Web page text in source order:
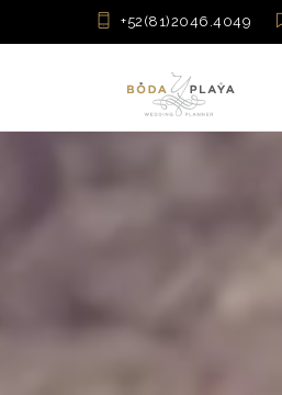
+52(81)2046.4049